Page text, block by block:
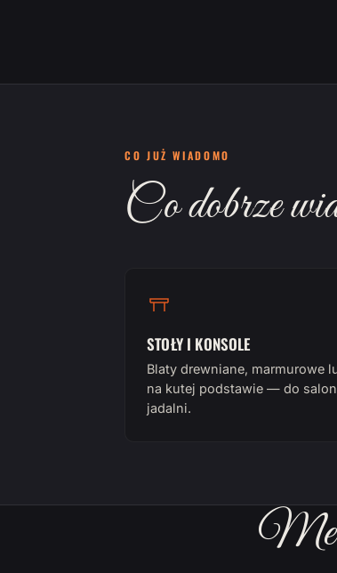
CO JUŻ WIADOMO
Co dobrze
STOŁY I KONSOLE
Blaty drewniane, marmurowe
na kutej podstawie — do
jadalni.